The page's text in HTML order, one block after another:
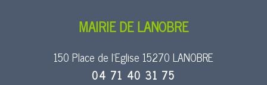
MAIRIE DE LANOBRE
150 Place de l’Eglise 15270 LANOBRE
04 71 40 31 75